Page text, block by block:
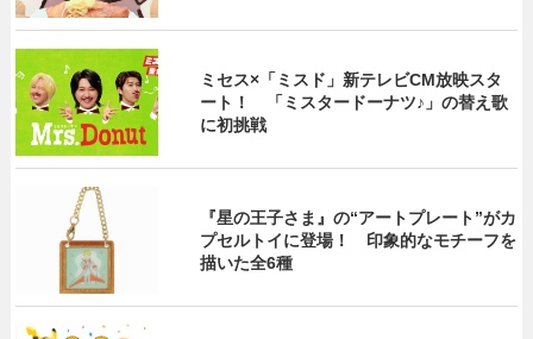
ミセス×「ミスド」新テレビCM放映スタ
ート！ 「ミスタードーナツ♪」の替え歌
に初挑戦
『星の王子さま』の“アートプレート”がカ
プセルトイに登場！ 印象的なモチーフを
描いた全6種